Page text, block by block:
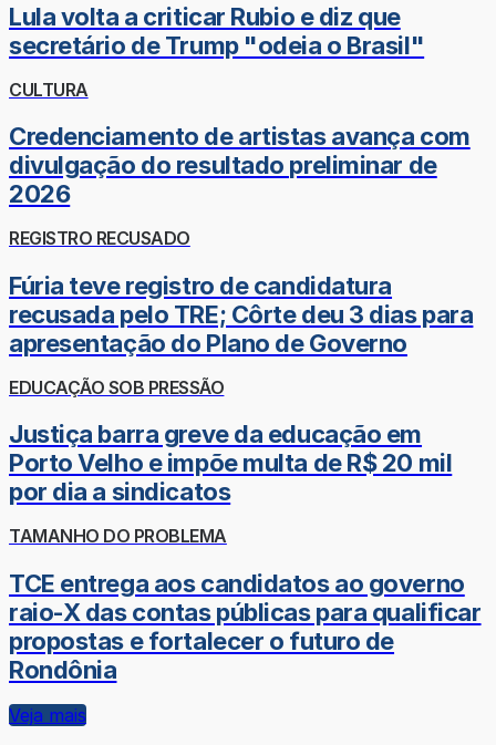
Lula volta a criticar Rubio e diz que
secretário de Trump "odeia o Brasil"
CULTURA
Credenciamento de artistas avança com
divulgação do resultado preliminar de
2026
REGISTRO RECUSADO
Fúria teve registro de candidatura
recusada pelo TRE; Côrte deu 3 dias para
apresentação do Plano de Governo
EDUCAÇÃO SOB PRESSÃO
Justiça barra greve da educação em
Porto Velho e impõe multa de R$ 20 mil
por dia a sindicatos
TAMANHO DO PROBLEMA
TCE entrega aos candidatos ao governo
raio-X das contas públicas para qualificar
propostas e fortalecer o futuro de
Rondônia
Veja mais